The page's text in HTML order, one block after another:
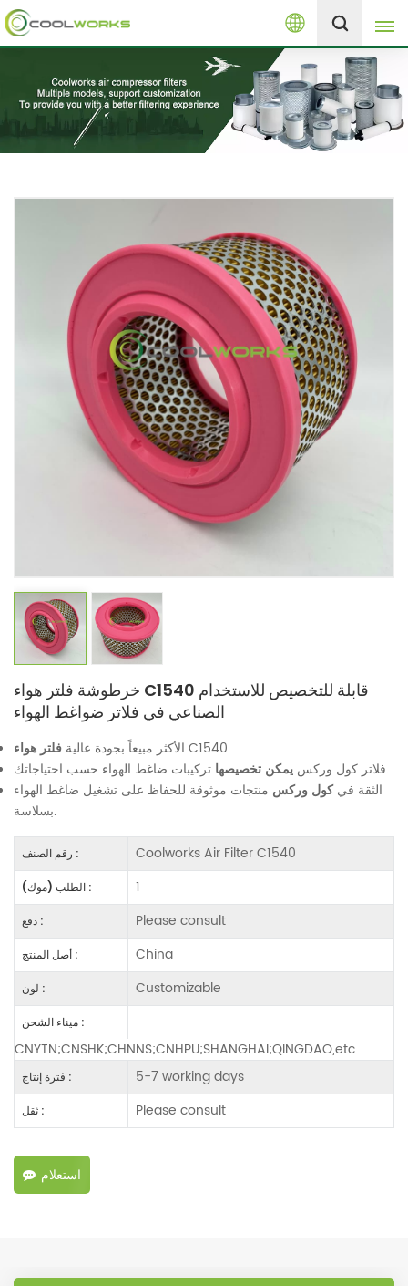
العربية
English
español
العربية
русский
Melayu
+8613525046291
خرطوشة فلتر هواء C1540 قابلة للتخصيص للاستخدام
الصناعي في فلاتر ضواغط الهواء
الأكثر مبيعاً بجودة عالية C1540
فلاتر كول وركس يمكن تخصيصها
تركيبات ضاغط الهواء حسب احتياجاتك.
الثقة فيكول وركس منتجات موثوقة للحفاظ على تشغيل ضاغط الهواء
بسلاسة.
رقم الصنف : Coolworks Air Filter C1540
الطلب (موك) : 1
دفع : Please consult
أصل المنتج : China
لون : Customizable
ميناء الشحن :
CNYTN;CNSHK;CHNNS;CNHPU;SHANGHAI;QINGDAO,etc
فترة إنتاج : 5-7 working days
ثقل : Please consult
استعلام